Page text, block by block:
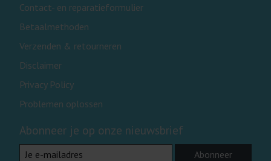
Contact- en reparatieformulier
Betaalmethoden
Verzenden & retourneren
Disclaimer
Privacy Policy
Problemen oplossen
Abonneer je op onze nieuwsbrief
Abonneer